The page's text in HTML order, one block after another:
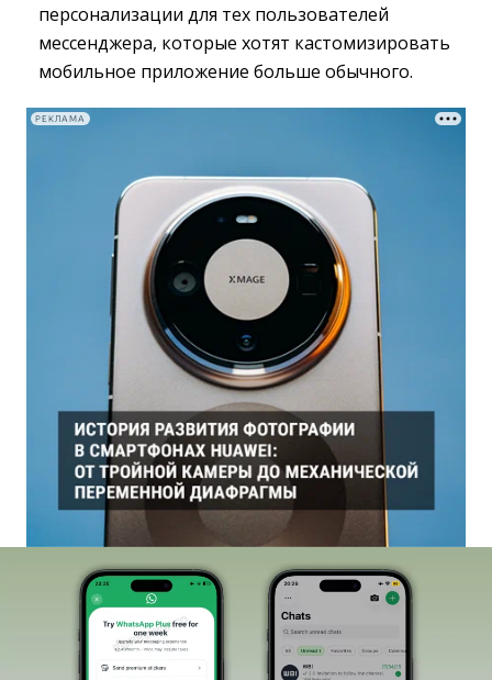
персонализации для тех пользователей
мессенджера, которые хотят кастомизировать
мобильное приложение больше обычного.
РЕКЛАМА